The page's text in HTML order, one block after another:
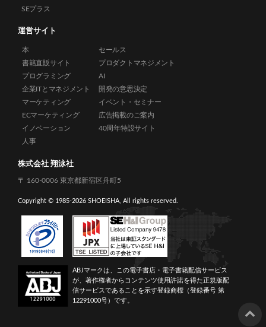
SEプラス
運営サイト
本
書籍直販サイト
プログラミング
企業ITとマネジメント
マーケティング
ECマーケティング
イノベーション
人事
セールス
プロダクトマネジメント
AI
開発の意思決定
イベント・セミナー
広告掲載のご案内
40周年特設サイト
株式会社 翔泳社
〒 160-0006 東京都新宿区舟町5
Copyright © 1985-2026 SHOEISHA, All rights reserved.
ABJマークは、この電子書店・電子書籍配信サービス
が、著作権者からコンテンツ使用許諾を得た正規版配
信サービスであることを示す登録商標（登録番号 第
12291000号）です。